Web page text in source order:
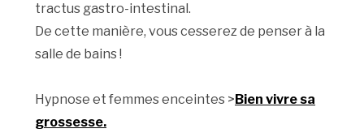
tractus gastro-intestinal.
De cette manière, vous cesserez de penser à la
salle de bains !
Hypnose et femmes enceintes > Bien vivre sa
grossesse.